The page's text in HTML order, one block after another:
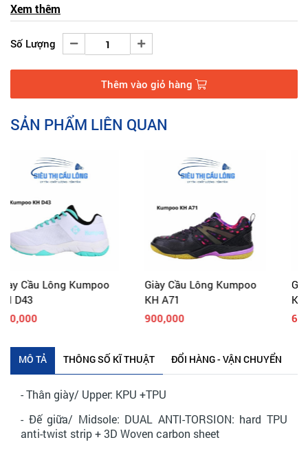
Xem thêm
Số Lượng
Thêm vào giỏ hàng
SẢN PHẨM LIÊN QUAN
Giày Cầu Lông Kumpoo
KH A71
900,000
Giày Cầu Lông Kumpoo
KH 39A
640,000
MÔ TẢ THÔNG SỐ KĨ THUẬT ĐỔI HÀNG - VẬN CHUYỂN
- Thân giày/ Upper: KPU +TPU
- Đế giữa/ Midsole: DUAL ANTI-TORSION: hard TPU
anti-twist strip + 3D Woven carbon sheet